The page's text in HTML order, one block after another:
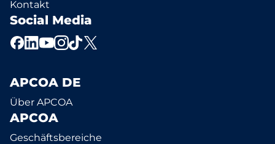
Kontakt
Social Media
APCOA DE
Über APCOA
APCOA
Geschäftsbereiche